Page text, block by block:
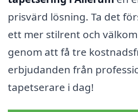
prisvärd lösning. Ta det
ett mer stilrent och
genom att få tre
erbjudanden från
tapetserare i dag!